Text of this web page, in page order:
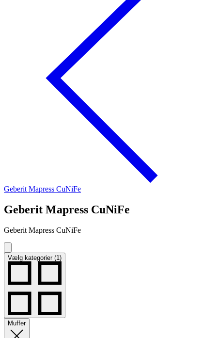
Geberit Mapress CuNiFe
Geberit Mapress CuNiFe
Geberit Mapress CuNiFe
Vælg kategorier (1)
Muffer